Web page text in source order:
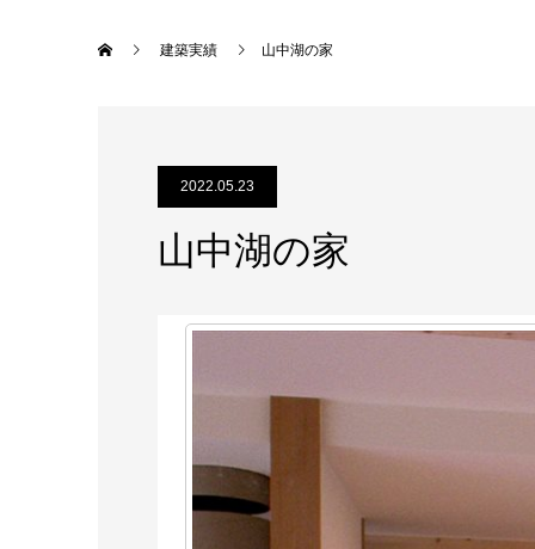
建築実績 山中湖の家
2022.05.23
山中湖の家